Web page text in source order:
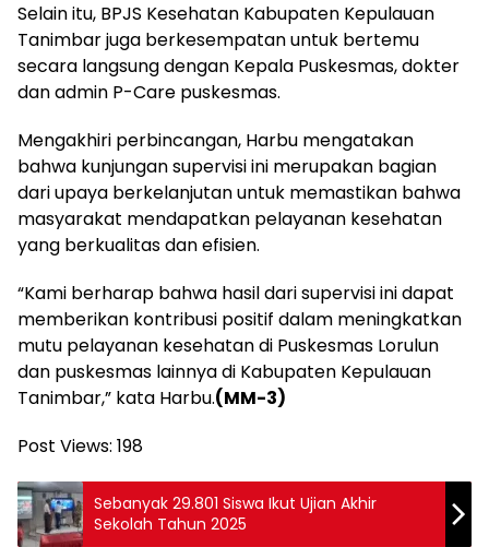
Selain itu, BPJS Kesehatan Kabupaten Kepulauan
Tanimbar juga berkesempatan untuk bertemu
secara langsung dengan Kepala Puskesmas, dokter
dan admin P-Care puskesmas.
Mengakhiri perbincangan, Harbu mengatakan
bahwa kunjungan supervisi ini merupakan bagian
dari upaya berkelanjutan untuk memastikan bahwa
masyarakat mendapatkan pelayanan kesehatan
yang berkualitas dan efisien.
“Kami berharap bahwa hasil dari supervisi ini dapat
memberikan kontribusi positif dalam meningkatkan
mutu pelayanan kesehatan di Puskesmas Lorulun
dan puskesmas lainnya di Kabupaten Kepulauan
Tanimbar,” kata Harbu.(MM-3)
Post Views: 198
Sebanyak 29.801 Siswa Ikut Ujian Akhir
Sekolah Tahun 2025